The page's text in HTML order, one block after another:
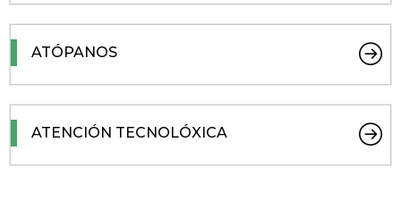
ATÓPANOS
ATENCIÓN TECNOLÓXICA